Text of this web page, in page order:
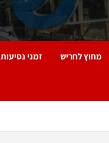
מחוץ לחריש זמני נסיעות